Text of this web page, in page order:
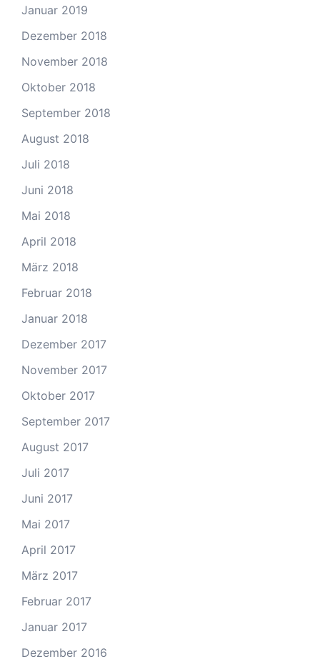
Januar 2019
Dezember 2018
November 2018
Oktober 2018
September 2018
August 2018
Juli 2018
Juni 2018
Mai 2018
April 2018
März 2018
Februar 2018
Januar 2018
Dezember 2017
November 2017
Oktober 2017
September 2017
August 2017
Juli 2017
Juni 2017
Mai 2017
April 2017
März 2017
Februar 2017
Januar 2017
Dezember 2016